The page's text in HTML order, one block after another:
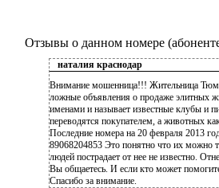
Отзывы о данном номере
наталия краснодар
Внимание мошенница!!! Жительница
ложные объявления о продаже элитных
именами и называет известные клубы и
переводятся покупателем, а животных
Последние номера на 20 февраля 2013
89068204853 Это понятно что их можно
людей пострадает от нее не известно.
Вы общаетесь. И если кто может
Спасибо за внимание.